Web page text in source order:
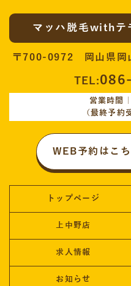
マッハ脱毛withテ
〒700-0972 岡山県岡
TEL:
営業時間
（最終予約
WEB予約はこ
トップページ
上中野店
求人情報
お知らせ